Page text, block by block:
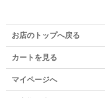
お店のトップへ戻る
カートを見る
マイページへ